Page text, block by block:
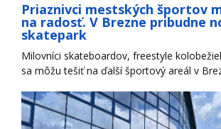
Priaznivci mestských športov
na radosť. V Brezne pribudne
skatepark
Milovníci skateboardov, freestyle
sa môžu tešiť na ďalší športový areál v